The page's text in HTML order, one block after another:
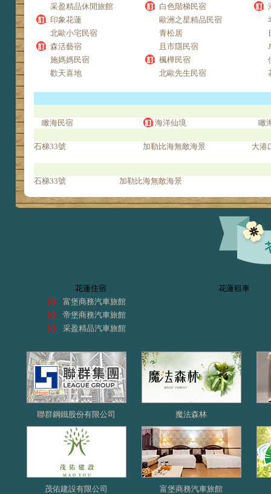
采盈精品休閒旅館
印象花蓮
北歐小宅民宿
森活藝宿
施媽媽民宿
歡天喜地
白色階梯民宿
歐洲之星精品民宿
青松居
且市隱民宿
楓樺民宿
北歐先生民宿
瞰海民宿 海洋仙境 瞰
石梯33號 加勒比海無敵海景 大港
石梯33號 加勒比海無敵海景
花蓮住宿
富堡商務汽車旅館
帝堡商務汽車旅館
采盈精品汽車旅館
花蓮租車
聯群鋼鐵股份有限公司 魔法森林
茂佑建設有限公司 富堡商務汽車旅館